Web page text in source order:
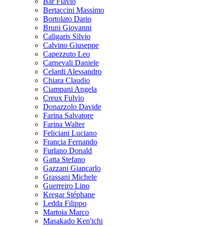
Bertaccini Massimo
Bortolato Dario
Bruni Giovanni
Caligaris Silvio
Calvino Giuseppe
Capezzuto Leo
Carnevali Daniele
Celardi Alessandro
Chiara Claudio
Ciampani Angela
Creux Fulvio
Donazzolo Davide
Farina Salvatore
Farina Walter
Feliciani Luciano
Francia Fernando
Furlano Donald
Gatta Stefano
Gazzani Giancarlo
Grassani Michele
Guerreiro Lino
Kregar Stéphane
Ledda Filippo
Martoia Marco
Masakado Ken'ichi